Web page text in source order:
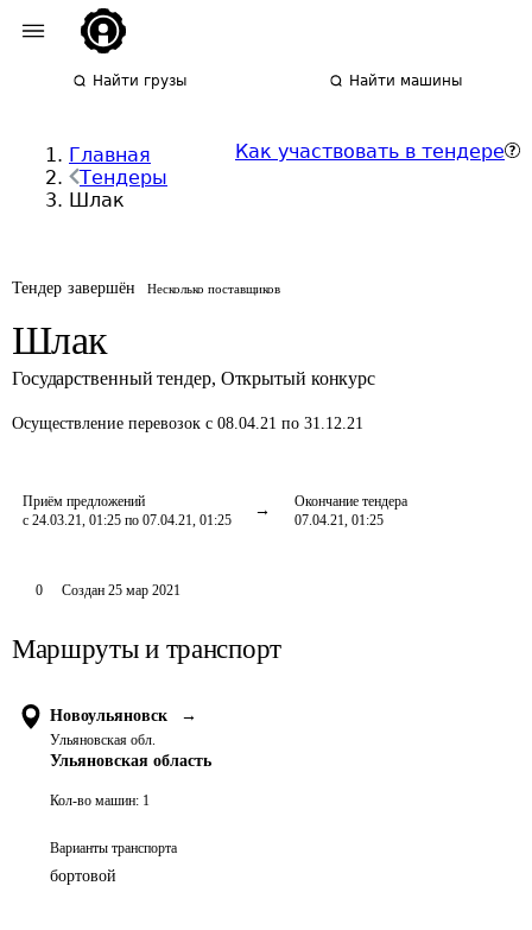
Найти грузы Найти машины
Главная
Тендеры
Шлак
Как участвовать в тендере
Тендер завершён Несколько поставщиков
Шлак
Государственный тендер, Открытый конкурс
Осуществление перевозок с 08.04.21 по 31.12.21
Приём предложений
с 24.03.21, 01:25 по 07.04.21, 01:25
Окончание тендера
07.04.21, 01:25
0 Создан 25 мар 2021
Маршруты и транспорт
Новоульяновск →
Ульяновская обл.
Ульяновская область
Кол-во машин: 1
Варианты транспорта
бортовой